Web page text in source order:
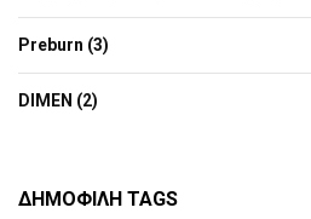
Preburn (3)
DIMEN (2)
ΔΗΜΟΦΙΛΉ TAGS